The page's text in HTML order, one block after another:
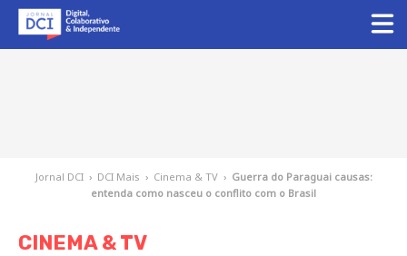
Jornal DCI › DCI Mais › Cinema & TV › Guerra do Paraguai causas:
entenda como nasceu o conflito com o Brasil
CINEMA & TV